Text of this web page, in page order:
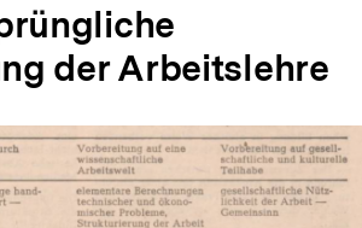
der Arbeitslehre